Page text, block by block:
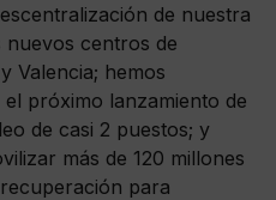
de nuestra
nuevos centros de
Valencia; hemos
próximo lanzamiento de
de casi 2 puestos; y
más de 120 millones
para